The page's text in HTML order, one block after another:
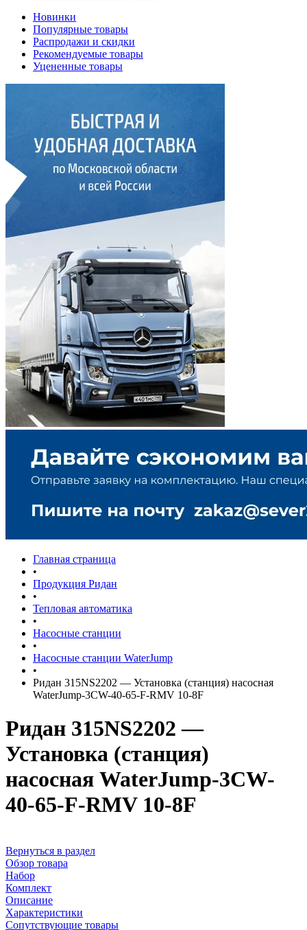
Новинки
Популярные товары
Распродажи и скидки
Рекомендуемые товары
Уцененные товары
Главная страница
•
Продукция Ридан
•
Тепловая автоматика
•
Насосные станции
•
Насосные станции WaterJump
•
Ридан 315NS2202 — Установка (станция) насосная
WaterJump-3CW-40-65-F-RMV 10-8F
Ридан 315NS2202 —
Установка (станция)
насосная WaterJump-3CW-
40-65-F-RMV 10-8F
Вернуться в раздел
Обзор товара
Набор
Комплект
Описание
Характеристики
Сопутствующие товары